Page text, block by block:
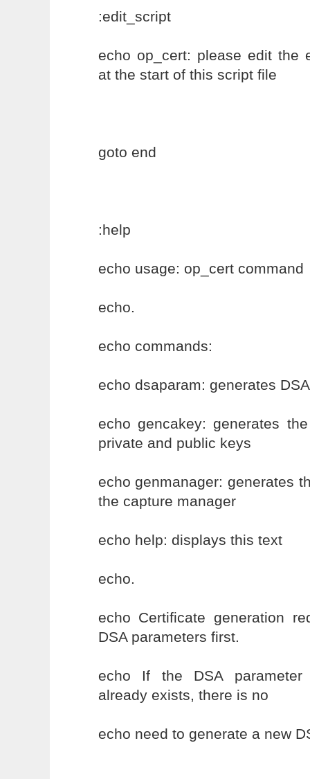
:edit_script
echo op_cert: please edit the
at the start of this script file
goto end
:help
echo usage: op_cert command
echo.
echo commands:
echo dsaparam: generates
echo gencakey: generates
private and public keys
echo genmanager: generates
the capture manager
echo help: displays this text
echo.
echo Certificate generation
DSA parameters first.
echo If the DSA parameter
already exists, there is no
echo need to generate a new